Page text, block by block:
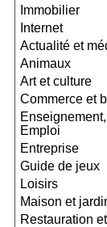
Immobilier
Internet
Actualité et
Animaux
Art et culture
Commerce et
Emploi
Entreprise
Guide de jeux
Loisirs
Maison et
Restauration